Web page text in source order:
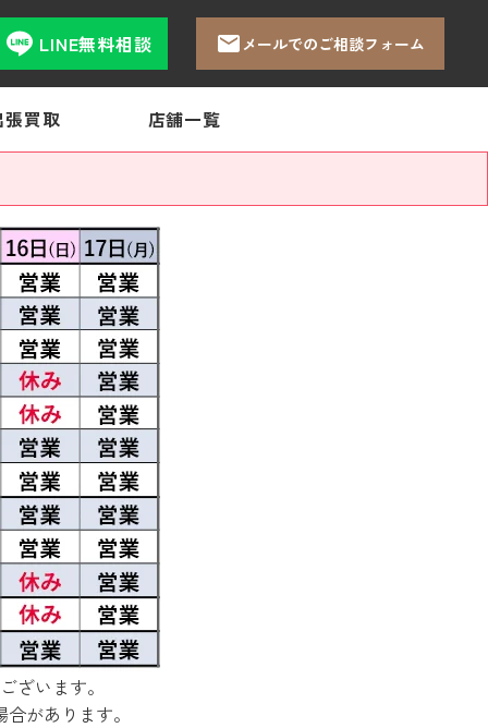
LINE無料相談 メールでのご相談フォーム
張買取 店舗一覧
ざいます。
があります。